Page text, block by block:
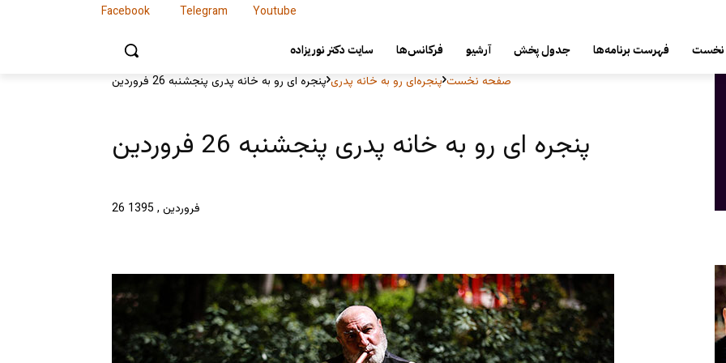
FacebookFacebookTelegramTelegramYoutubeYoutube
فهرست برنامه‌ها جدول پخش آرشیو فرکانس‌ها سایت دکتر نوریزاده
صفحه نخست پنجره‌ای رو به خانه پدری پنجره ای رو به خانه پدری پنجشنبه 26 فروردین
پنجره ای رو به خانه پدری پنجشنبه 26 فروردین
26 فروردین , 1395